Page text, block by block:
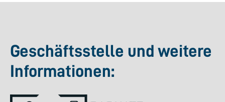
Geschäftsstelle und weitere
Informationen: